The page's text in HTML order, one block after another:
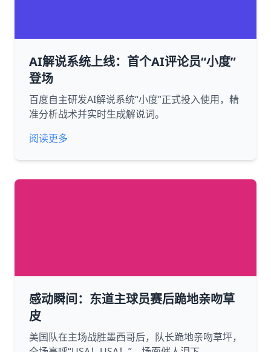
AI解说系统上线：首个AI评论员“小度”
登场
百度自主研发AI解说系统“小度”正式投入使用，精
准分析战术并实时生成解说词。
阅读更多
感动瞬间：东道主球员赛后跪地亲吻草
皮
美国队在主场战胜墨西哥后，队长跪地亲吻草坪，